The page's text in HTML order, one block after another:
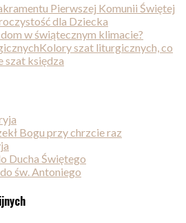
Pierwszej Komunii Świętej
dla Dziecka
w świątecznym klimacie?
Kolory szat liturgicznych, co
szat księdza
Bogu przy chrzcie raz
Ducha Świętego
św. Antoniego